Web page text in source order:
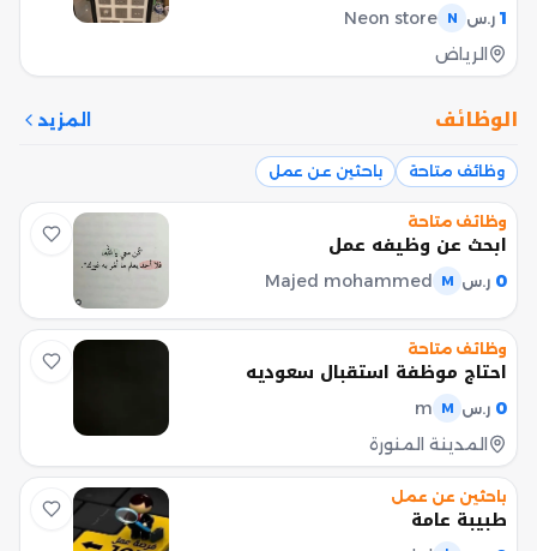
1 ر.س N
Neon store
الرياض
الوظائف المزيد
وظائف متاحة باحثين عن عمل
وظائف متاحة
ابحث عن وظيفه عمل
0 ر.س M
Majed mohammed
وظائف متاحة
احتاج موظفة استقبال سعوديه
0 ر.س M
m
المدينة المنورة
باحثين عن عمل
طبيبة عامة